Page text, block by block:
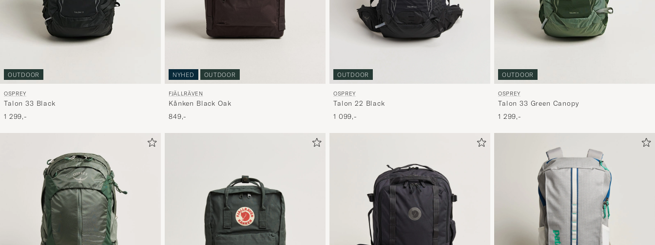
OUTDOOR
OSPREY
Talon 33 Black
1 299,-
NYHED OUTDOOR
FJÄLLRÄVEN
Kånken Black Oak
849,-
OUTDOOR
OSPREY
Talon 22 Black
1 099,-
OUTDOOR
OSPREY
Talon 33 Green Canopy
1 299,-